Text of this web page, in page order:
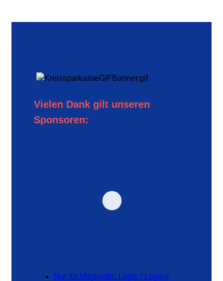
Vielen Dank gilt unseren
Sponsoren:
Nur für Mitglieder: Login / Logout